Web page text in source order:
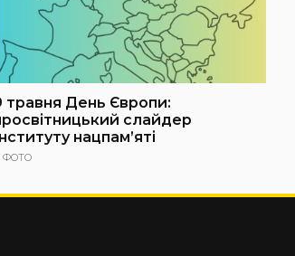
травня День Європи:
слайдер
нацпам’яті
ФОТО